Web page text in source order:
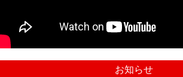
お知らせ